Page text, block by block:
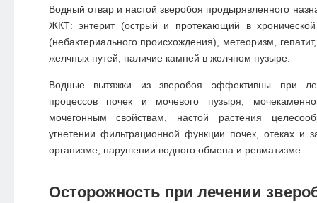
Водный отвар и настой зверобоя продырявленного
ЖКТ: энтерит (острый и протекающий в
(небактериального происхождения), метеоризм,
желчных путей, наличие камней в желчном пузыре.
Водные вытяжки из зверобоя эффективны при
процессов почек и мочевого пузыря,
мочегонным свойствам, настой растения
угнетении фильтрационной функции почек, отеках и
организме, нарушении водного обмена и ревматизме.
Осторожность при лечении